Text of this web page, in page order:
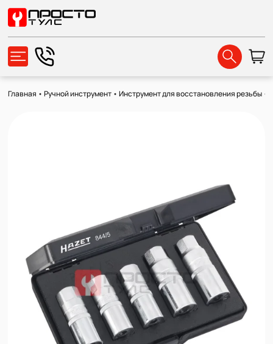
Главная •Ручной инструмент •Инструмент для восстановления резьбы •